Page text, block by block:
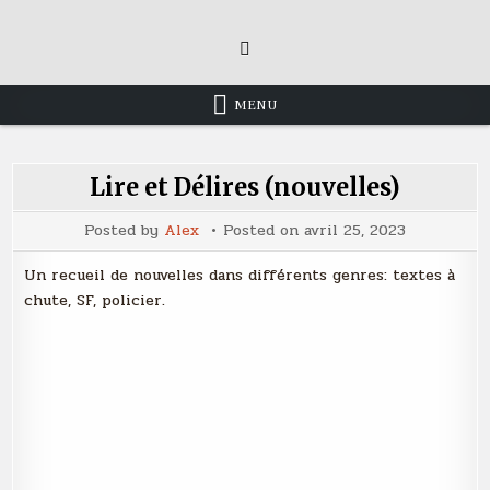
MENU
Lire et Délires (nouvelles)
Posted by Alex Posted on avril 25, 2023
Un recueil de nouvelles dans différents genres: textes à
chute, SF, policier.